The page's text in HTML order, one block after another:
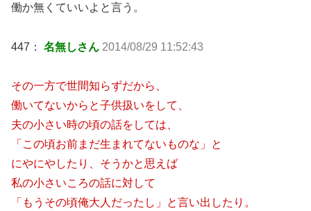
働か無くていいよと言う。
447： 名無しさん 2014/08/29 11:52:43
その一方で世間知らずだから、
働いてないからと子供扱いをして、
夫の小さい時の頃の話をしては、
「この頃お前まだ生まれてないものな」と
にやにやしたり、そうかと思えば
私の小さいころの話に対して
「もうその頃俺大人だったし」と言い出したり。